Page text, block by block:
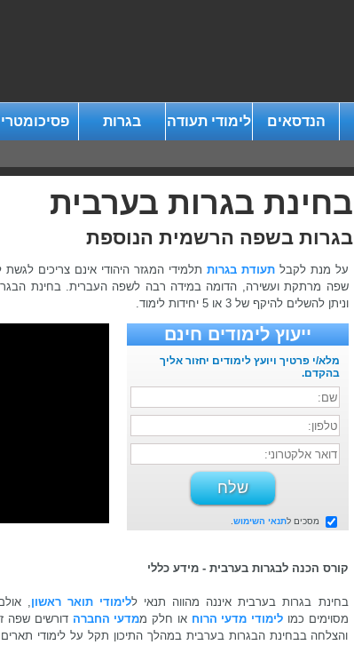
הנדסאים לימודי תעודה בגרות פסיכומטרי
בחינת בגרות בערבית
בגרות בשפה הרשמית הנוספת
על מנת לקבלתעודת בגרות תלמידי המגזר היהודי אינם צריכים
שפה מרתקת ועשירה, הדומה במידה רבה לשפה העברית. בחינת
וניתן להשלים להיקף של 3 או 5 יחידות לימוד.
ייעוץ לימודים חינם
מלא/י פרטיך ויועץ לימודים יחזור אליך
בהקדם.
מסכים לתנאי השימוש
קורס הכנה לבגרות בערבית - מידע כללי
בחינת בגרות בערבית איננה מהווה תנאי ללימודי תואר ראשון,
מסוימים כמו לימודי מדעי הרוח או חלק ממדעי החברה דורשים שפה
והצלחה בבחינת הבגרות בערבית במהלך התיכון תקל על לימודי